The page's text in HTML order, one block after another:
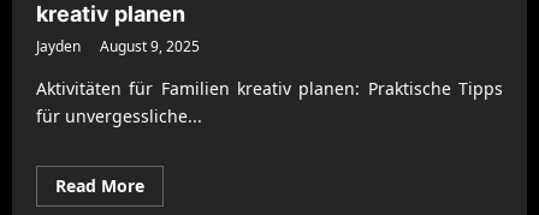
kreativ planen
Jayden August 9, 2025
Aktivitäten für Familien kreativ planen: Praktische Tipps
für unvergessliche...
Read MoreRead
more